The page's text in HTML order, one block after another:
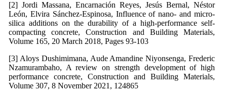
[2] Jordi Massana, Encarnación Reyes, Jesús Bernal, Néstor
León, Elvira Sánchez-Espinosa, Influence of nano- and micro-
silica additions on the durability of a high-performance self-
compacting concrete, Construction and Building Materials,
Volume 165, 20 March 2018, Pages 93-103
[3] Aloys Dushimimana, Aude Amandine Niyonsenga, Frederic
Nzamurambaho, A review on strength development of high
performance concrete, Construction and Building Materials,
Volume 307, 8 November 2021, 124865